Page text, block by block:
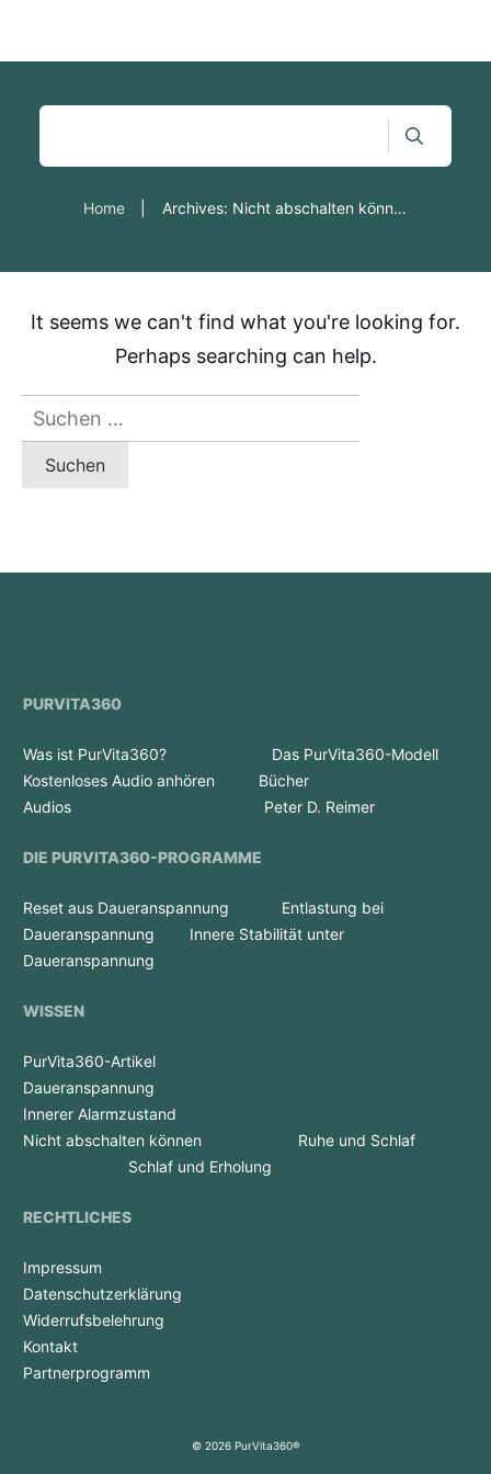
Home Archives: Nicht abschalten können
It seems we can't find what you're looking for.
Perhaps searching can help.
Suchen
nach:
PURVITA360
Was ist PurVita360?
Das PurVita360-Modell
Kostenloses Audio anhören
Bücher
Audios
Peter D. Reimer
DIE PURVITA360-PROGRAMME
Reset aus Daueranspannung
Entlastung bei
Daueranspannung
Innere Stabilität unter
Daueranspannung
WISSEN
PurVita360-Artikel
Daueranspannung
Innerer Alarmzustand
Nicht abschalten können
Ruhe und Schlaf
Schlaf und Erholung
RECHTLICHES
Impressum
Datenschutzerklärung
Widerrufsbelehrung
Kontakt
Partnerprogramm
© 2026 PurVita360®